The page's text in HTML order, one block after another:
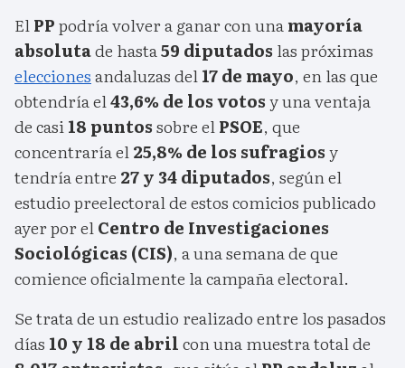
ElPPpodría volver a ganar con unamayoría
absolutade hasta59 diputados las próximas
eleccionesandaluzas del17 de mayo, en las que
obtendría el43,6% de los votosy una ventaja
de casi18 puntossobre elPSOE, que
concentraría el25,8% de los sufragiosy
tendría entre 27 y 34 diputados, según el
estudio preelectoral de estos comicios publicado
ayer por elCentro de Investigaciones
Sociológicas (CIS), a una semana de que
comience oficialmente la campaña electoral.
Se trata de un estudio realizado entre los pasados
días 10 y 18 de abrilcon una muestra total de